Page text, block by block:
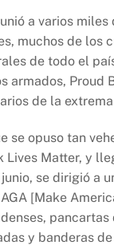
a varios miles
muchos de los
de todo el
armados, Proud
de la
se opuso tan
Lives Matter, y
se dirigió a
[Make
pancartas
y banderas